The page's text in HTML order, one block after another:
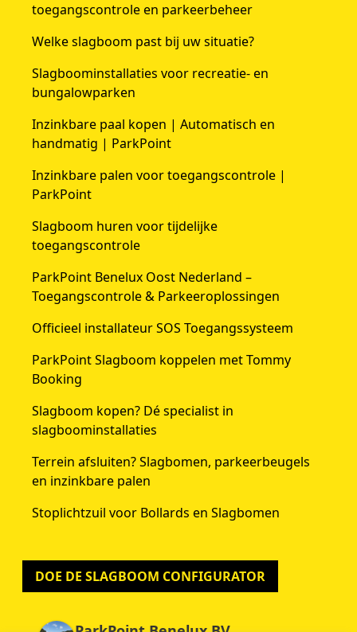
toegangscontrole en parkeerbeheer
Welke slagboom past bij uw situatie?
Slagboominstallaties voor recreatie- en
bungalowparken
Inzinkbare paal kopen | Automatisch en
handmatig | ParkPoint
Inzinkbare palen voor toegangscontrole |
ParkPoint
Slagboom huren voor tijdelijke
toegangscontrole
ParkPoint Benelux Oost Nederland –
Toegangscontrole & Parkeeroplossingen
Officieel installateur SOS Toegangssysteem
ParkPoint Slagboom koppelen met Tommy
Booking
Slagboom kopen? Dé specialist in
slagboominstallaties
Terrein afsluiten? Slagbomen, parkeerbeugels
en inzinkbare palen
Stoplichtzuil voor Bollards en Slagbomen
DOE DE SLAGBOOM CONFIGURATOR